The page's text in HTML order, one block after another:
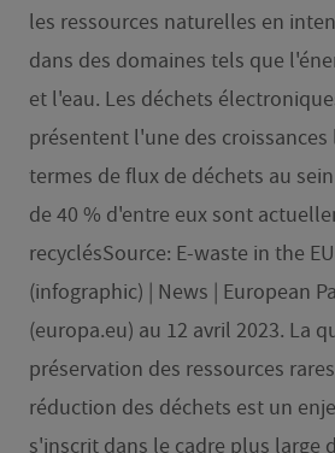
les ressources naturelles en
dans des domaines tels que
et l'eau. Les déchets
présentent l'une des
termes de flux de déchets au
de 40 % d'entre eux sont
recyclésSource: E-waste in the
(infographic) | News | European
(europa.eu) au 12 avril 2023. La
préservation des ressources
réduction des déchets est un
s'inscrit dans le cadre plus large